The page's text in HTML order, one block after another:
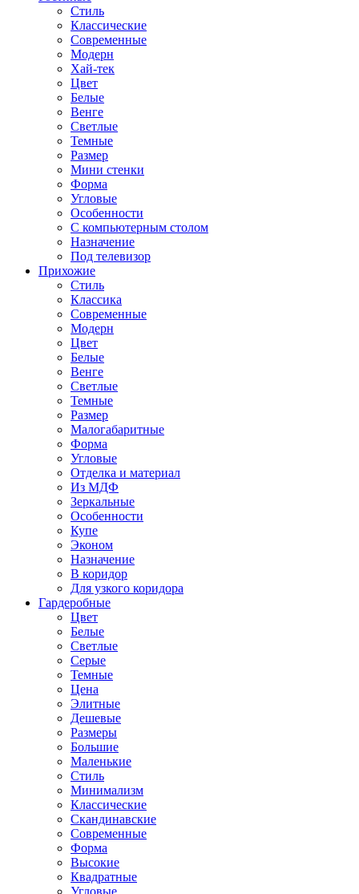
Стиль
Классические
Современные
Модерн
Хай-тек
Цвет
Белые
Венге
Светлые
Темные
Размер
Мини стенки
Форма
Угловые
Особенности
С компьютерным столом
Назначение
Под телевизор
Прихожие
Стиль
Классика
Современные
Модерн
Цвет
Белые
Венге
Светлые
Темные
Размер
Малогабаритные
Форма
Угловые
Отделка и материал
Из МДФ
Зеркальные
Особенности
Купе
Эконом
Назначение
В коридор
Для узкого коридора
Гардеробные
Цвет
Белые
Светлые
Серые
Темные
Цена
Элитные
Дешевые
Размеры
Большие
Маленькие
Стиль
Минимализм
Классические
Скандинавские
Современные
Форма
Высокие
Квадратные
Угловые